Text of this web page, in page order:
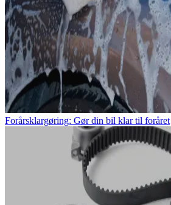
Forårsklargøring: Gør din bil klar til foråret